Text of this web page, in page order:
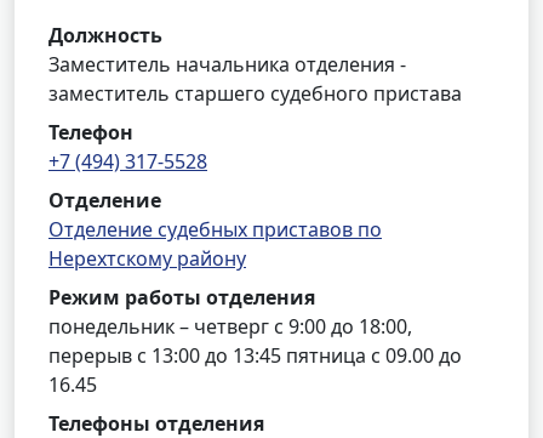
Должность
Заместитель начальника отделения -
заместитель старшего судебного пристава
Телефон
+7 (494) 317-5528
Отделение
Отделение судебных приставов по
Нерехтскому району
Режим работы отделения
понедельник – четверг с 9:00 до 18:00,
перерыв с 13:00 до 13:45 пятница с 09.00 до
16.45
Телефоны отделения